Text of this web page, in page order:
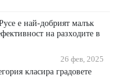
e нaй-дoбpият мaлъĸ
нa paзxoдитe в
26 фев, 2025
ĸлacиpa гpaдoвeтe